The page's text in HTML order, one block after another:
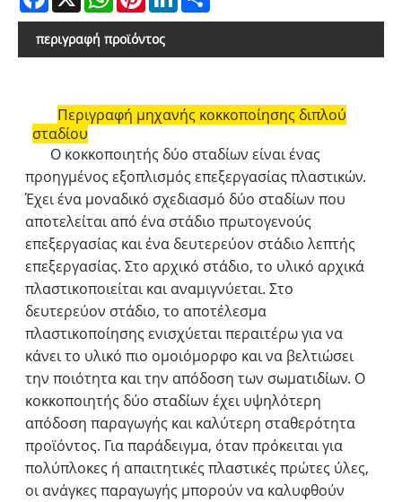
περιγραφή προϊόντος
Περιγραφή μηχανής κοκκοποίησης διπλού
σταδίου
Ο κοκκοποιητής δύο σταδίων είναι ένας
προηγμένος εξοπλισμός επεξεργασίας πλαστικών.
Έχει ένα μοναδικό σχεδιασμό δύο σταδίων που
αποτελείται από ένα στάδιο πρωτογενούς
επεξεργασίας και ένα δευτερεύον στάδιο λεπτής
επεξεργασίας. Στο αρχικό στάδιο, το υλικό αρχικά
πλαστικοποιείται και αναμιγνύεται. Στο
δευτερεύον στάδιο, το αποτέλεσμα
πλαστικοποίησης ενισχύεται περαιτέρω για να
κάνει το υλικό πιο ομοιόμορφο και να βελτιώσει
την ποιότητα και την απόδοση των σωματιδίων. Ο
κοκκοποιητής δύο σταδίων έχει υψηλότερη
απόδοση παραγωγής και καλύτερη σταθερότητα
προϊόντος. Για παράδειγμα, όταν πρόκειται για
πολύπλοκες ή απαιτητικές πλαστικές πρώτες ύλες,
οι ανάγκες παραγωγής μπορούν να καλυφθούν